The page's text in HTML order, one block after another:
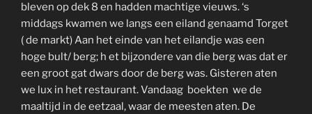
bleven op dek 8 en hadden machtige vieuws. ‘s
middags kwamen we langs een eiland genaamd Torget
( de markt) Aan het einde van het eilandje was een
hoge bult/ berg; h et bijzondere van die berg was dat er
een groot gat dwars door de berg was. Gisteren aten
we lux in het restaurant. Vandaag boekten we de
maaltijd in de eetzaal, waar de meesten aten. De